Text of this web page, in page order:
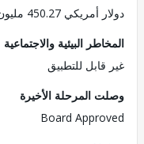
450.27 مليون
البيئية والاجتماعية
للتطبيق
المرحلة الأخيرة
Board